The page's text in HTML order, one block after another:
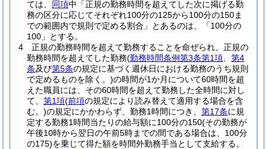
ては、 同項中「正規の勤務時間を超えてした次に掲げる勤
務の区分に応じてそれぞれ100分の125から100分の150ま
での範囲内で規則で定める割合」とあるのは、「100分の
100」とする。
4
正規の勤務時間を超えて勤務することを命ぜられ、正規の
勤務時間を超えてした勤務(勤務時間条例第3条第1項
第4
条及び第5条の規定に基づく週休日における勤務のうち規則
で定めるものを除く。)の時間が1か月について60時間を超
えた職員には、その60時間を超えて勤務した全時間に対し
て、 第1項(前項の規定により読み替えて適用する場合を含
む。)の規定にかかわらず、勤務1時間につき、 第17条に規
定する勤務1時間当たりの給与額に100分の150(その勤務が
午後10時から翌日の午前5時までの間である場合は、100分
の175)を乗じて得た額を時間外勤務手当として支給する。